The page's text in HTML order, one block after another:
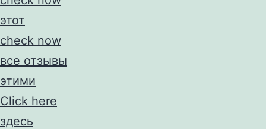
этот
check now
все отзывы
этими
Click here
здесь